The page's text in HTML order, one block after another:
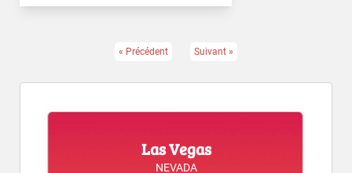
« Précédent Suivant »
Las Vegas
NEVADA